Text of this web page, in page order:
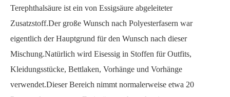
Terephthalsäure ist ein von Essigsäure abgeleiteter
Zusatzstoff.Der große Wunsch nach Polyesterfasern war
eigentlich der Hauptgrund für den Wunsch nach dieser
Mischung.Natürlich wird Eisessig in Stoffen für Outfits,
Kleidungsstücke, Bettlaken, Vorhänge und Vorhänge
verwendet.Dieser Bereich nimmt normalerweise etwa 20